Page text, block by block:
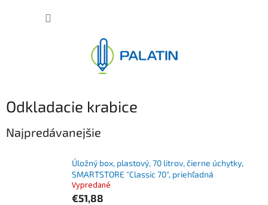
Odkladacie krabice
Najpredávanejšie
Úložný box, plastový, 70 litrov, čierne úchytky,
SMARTSTORE "Classic 70", priehľadná
Vypredané
€51,88